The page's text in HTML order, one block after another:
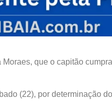
que o capitão
(22), por determinação